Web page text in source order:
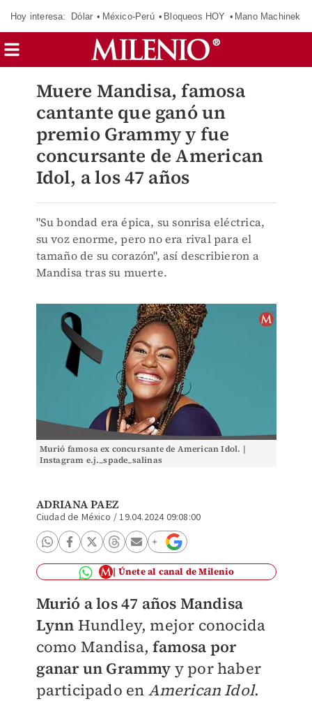
Hoy interesa: Dólar México-Perú Bloqueos HOY Mano Machinek
Muere Mandisa, famosa
cantante que ganó un
premio Grammy y fue
concursante de American
Idol, a los 47 años
"Su bondad era épica, su sonrisa eléctrica,
su voz enorme, pero no era rival para el
tamaño de su corazón", así describieron a
Mandisa tras su muerte.
Murió famosa ex concursante de American Idol. |
Instagram e.j._spade_salinas
ADRIANA PAEZ
Ciudad de México /19.04.2024 09:08:00
Únete al canal de Milenio
Murió a los47 años Mandisa
Lynn Hundley, mejor conocida
como Mandisa,famosa por
ganar un Grammy y por haber
participado en American Idol.